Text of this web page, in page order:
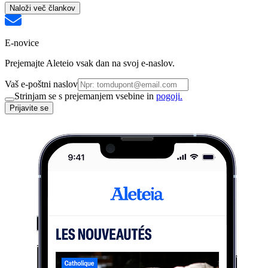
Naloži več člankov
E-novice
Prejemajte Aleteio vsak dan na svoj e-naslov.
Vaš e-poštni naslov
Strinjam se s prejemanjem vsebine in pogoji.
Prijavite se